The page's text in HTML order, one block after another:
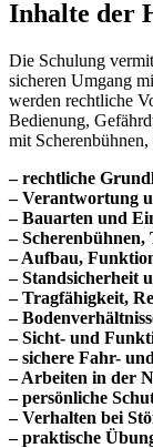
Inhalte der
Die Schulung
sicheren Umgang
werden rechtliche
Bedienung,
mit
– rechtliche
– Verantwortung
– Bauarten und
– Scherenbühnen,
– Aufbau,
– Standsicherheit
– Tragfähigkeit,
–
– Sicht- und
– sichere Fahr-
– Arbeiten in der
– persönliche
– Verhalten bei
– praktische